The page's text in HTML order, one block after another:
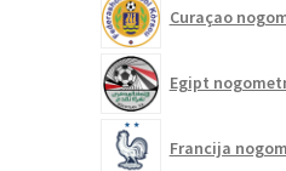
Curaçao
Egipt
Francija